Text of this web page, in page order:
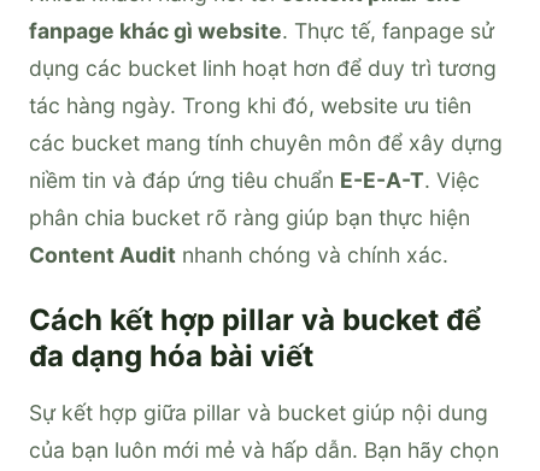
fanpage khác gì website. Thực tế, fanpage sử
dụng các bucket linh hoạt hơn để duy trì tương
tác hàng ngày. Trong khi đó, website ưu tiên
các bucket mang tính chuyên môn để xây dựng
niềm tin và đáp ứng tiêu chuẩn E-E-A-T. Việc
phân chia bucket rõ ràng giúp bạn thực hiện
Content Audit nhanh chóng và chính xác.
Cách kết hợp pillar và bucket để
đa dạng hóa bài viết
Sự kết hợp giữa pillar và bucket giúp nội dung
của bạn luôn mới mẻ và hấp dẫn. Bạn hãy chọn